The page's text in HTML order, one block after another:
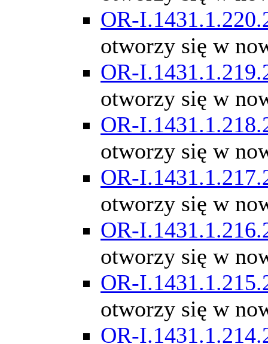
OR-
otworzy się w
OR-
otworzy się w
OR-
otworzy się w
OR-
otworzy się w
OR-
otworzy się w
OR-
otworzy się w
OR-